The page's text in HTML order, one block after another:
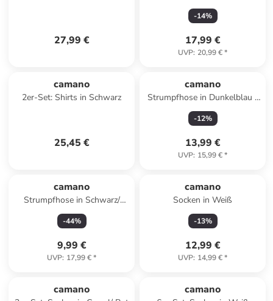
27,99 €
-14%
17,99 €
UVP: 20,99 €*
camano
2er-Set: Shirts in Schwarz
25,45 €
camano
Strumpfhose in Dunkelblau -
60 DEN
-12%
13,99 €
UVP: 15,99 €*
camano
Strumpfhose in Schwarz/
Silber - 40 DEN
-44%
9,99 €
UVP: 17,99 €*
camano
Socken in Weiß
-13%
12,99 €
UVP: 14,99 €*
camano camano